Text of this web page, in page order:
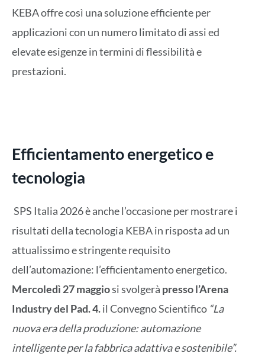
KEBA offre così una soluzione efficiente per
applicazioni con un numero limitato di assi ed
elevate esigenze in termini di flessibilità e
prestazioni.
Efficientamento energetico e
tecnologia
SPS Italia 2026 è anche l’occasione per mostrare i
risultati della tecnologia KEBA in risposta ad un
attualissimo e stringente requisito
dell’automazione: l’efficientamento energetico.
Mercoledì 27 maggiosi svolgerà presso l’Arena
Industry del Pad. 4.il Convegno Scientifico “La
nuova era della produzione: automazione
intelligente per la fabbrica adattiva e sostenibile”.